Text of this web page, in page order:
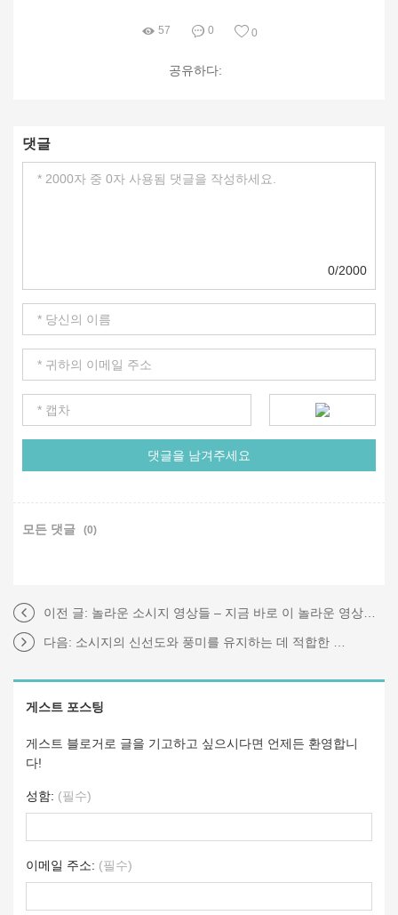
57 0 0
공유하다:
댓글
0/2000
모든 댓글 (0)
이전 글: 놀라운 소시지 영상들 – 지금 바로 이 놀라운 영상들을 봐야 하는 이유!
다음: 소시지의 신선도와 풍미를 유지하는 데 적합한 알루미늄 와이어는 어떻게 선택해야 할까요?
게스트 포스팅
게스트 블로거로 글을 기고하고 싶으시다면 언제든 환영합니
다!
성함: (필수)
이메일 주소: (필수)